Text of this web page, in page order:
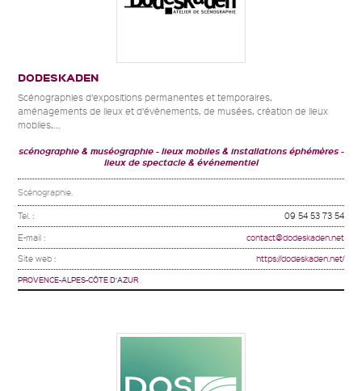
DODESKADEN
Scénographies d’expositions permanentes et temporaires,
aménagements de lieux et d’évènements, de musées, création de lieux
mobiles,...
scénographie & muséographie
lieux mobiles & installations éphémères
lieux de spectacle & événementiel
Scénographie.
Tel. : 09 54 53 73 54
E-mail : contact@dodeskaden.net
Site web : https://dodeskaden.net/
PROVENCE-ALPES-CÔTE D'AZUR